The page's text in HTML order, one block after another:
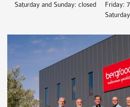
Saturday and Sunday: closed
Friday: